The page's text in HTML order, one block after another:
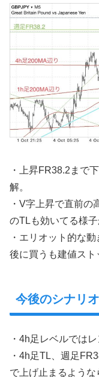
・上昇FR38.2まで
解。
・V字上昇で直前
のTLも効いてる様
・エリオット的な
後に買うも建値スト
今後のシナリオ
・4h足レベルではレ
・4h足TL、週足
で上げ止まるような